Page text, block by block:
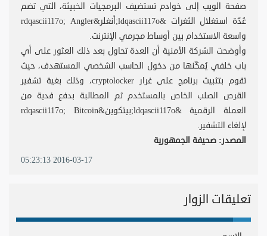
صفحة الويب إلى خوادم تستضيف البرمجيات الخبيثة، التي تضم
عُدّة استغلال الثغرات &ldqascii117o;أنغلر&rdqascii117o; Angler
واسعة الاستخدام بين أوساط مجرمي الإنترنت.
وأوضحت الشركة الأمنية أن العدة تحاول بعد ذلك العثور على أي
باب خلفي يُمكّنها من دخول الحاسب الشخصي المستهدف، حيث
تقوم بتثبيت برنامج على غرار cryptolocker، وذلك بغية تشفير
القرص الصلب الخاص بالمستخدم ثم المطالبة بدفع فدية من
العملة الرقمية &ldqascii117o;بيتكوين&rdqascii117o; Bitcoin
لإلغاء التشفير.
المصدر: صحيفة الجمهورية
2016-03-17 05:23:13
تعليقات الزوار